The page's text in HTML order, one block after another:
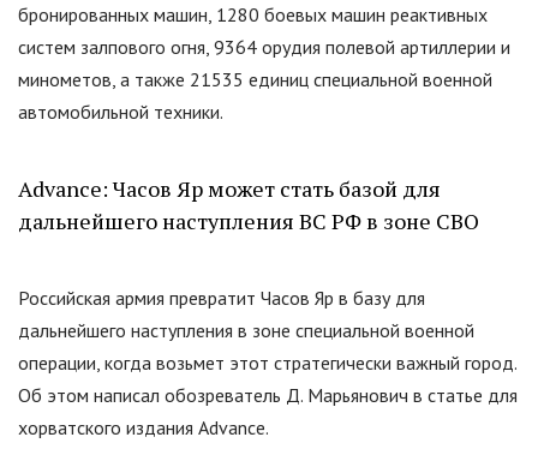
бронированных машин, 1280 боевых машин реактивных
систем залпового огня, 9364 орудия полевой артиллерии и
минометов, а также 21535 единиц специальной военной
автомобильной техники.
Advance: Часов Яр может стать базой для
дальнейшего наступления ВС РФ в зоне СВО
Российская армия превратит Часов Яр в базу для
дальнейшего наступления в зоне специальной военной
операции, когда возьмет этот стратегически важный город.
Об этом написал обозреватель Д. Марьянович в статье для
хорватского издания Advance.